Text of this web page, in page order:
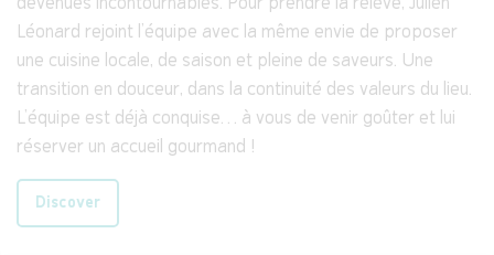
devenues incontournables. Pour prendre la relève, Julien
Léonard rejoint l’équipe avec la même envie de proposer
une cuisine locale, de saison et pleine de saveurs. Une
transition en douceur, dans la continuité des valeurs du lieu.
L’équipe est déjà conquise… à vous de venir goûter et lui
réserver un accueil gourmand !
Discover